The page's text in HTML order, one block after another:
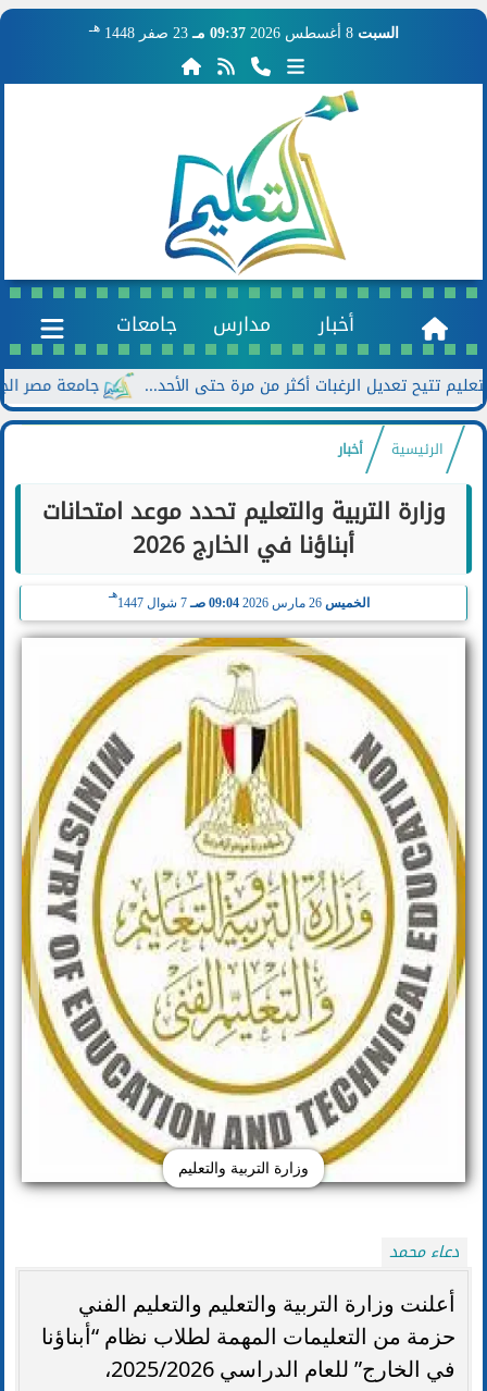
السبت 8 أغسطس 2026 09:37 مـ 23 صفر 1448 هـ
أخبار مدارس جامعات
جامعة مصر الجديدة تعلن خصومات
الرئيسية أخبار
وزارة التربية والتعليم تحدد موعد امتحانات
أبناؤنا في الخارج 2026
الخميس 09:04 صـ 7 شوال 1447
هـ
وزارة التربية والتعليم
دعاء محمد
أعلنت وزارة التربية والتعليم والتعليم الفني
حزمة من التعليمات المهمة لطلاب نظام “أبناؤنا
في الخارج” للعام الدراسي 2025/2026،